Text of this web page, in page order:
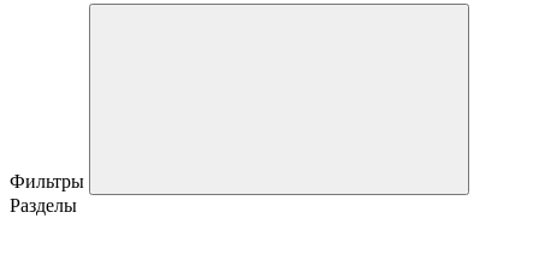
Фильтры
Разделы